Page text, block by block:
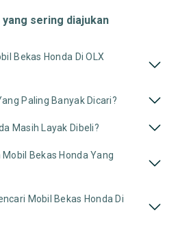
sering diajukan
Bekas Honda Di OLX
Paling Banyak Dicari?
Masih Layak Dibeli?
Bekas Honda Yang
Mobil Bekas Honda Di